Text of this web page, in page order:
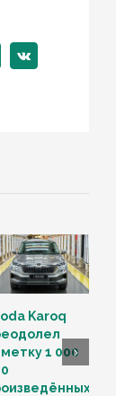
PinterestVk
Karoq
1 000